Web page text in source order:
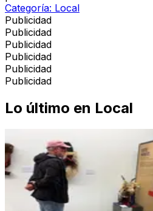
Categoría: Local
Publicidad
Publicidad
Publicidad
Publicidad
Publicidad
Publicidad
Lo último en Local